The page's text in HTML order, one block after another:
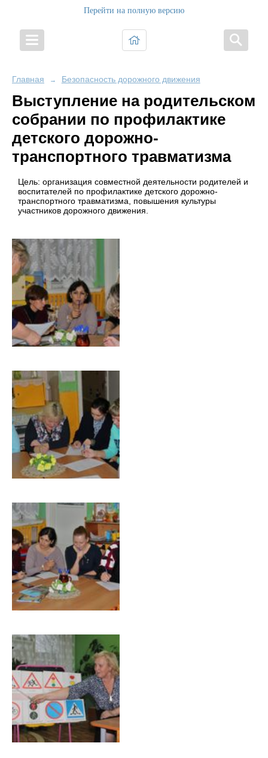
Перейти на полную версию
Главная → Безопасность дорожного движения
Выступление на родительском
собрании по профилактике
детского дорожно-
транспортного травматизма
Цель: организация совместной деятельности родителей и
воспитателей по профилактике детского дорожно-
транспортного травматизма, повышения культуры
участников дорожного движения.